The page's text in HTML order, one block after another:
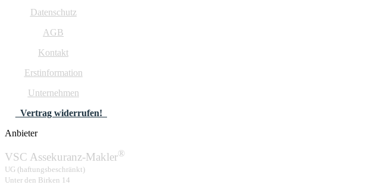
Datenschutz
AGB
Kontakt
Erstinformation
Unternehmen
Vertrag widerrufen!
Anbieter
VSC Assekuranz-Makler®
UG (haftungsbeschränkt)
Unter den Birken 14